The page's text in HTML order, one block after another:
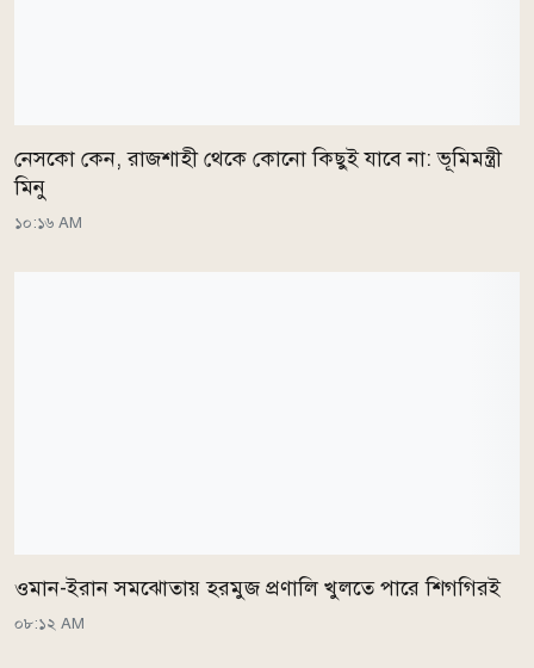
নেসকো কেন, রাজশাহী থেকে কোনো কিছুই যাবে না: ভূমিমন্ত্রী
মিনু
১০:১৬ AM
ওমান-ইরান সমঝোতায় হরমুজ প্রণালি খুলতে পারে শিগগিরই
০৮:১২ AM